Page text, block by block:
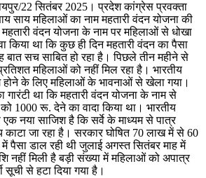
22 सितंबर 2025। प्रदेश कांग्रेस प्रवक्ता
साय महिलाओं का नाम महतारी वंदन योजना की
वंदन योजना के नाम पर महिलाओं से धोखा
किया था कि कुछ ही दिन महतारी वंदन का पैसा
बात सच साबित हो रहा है। पिछले तीन महीने से
महिलाओं को नहीं मिल रहा है। भारतीय
होने के लिए महिलाओं के भावनाओं से खेला गया।
गारंटी था कि महतारी वंदन योजना के नाम से
1000 रू. देने का वादा किया था। भारतीय
एक नया साजिश है कि सर्वे के माध्यम से पात्र
काटा जा रहा है। सरकार घोषित 70 लाख में से 60
पैसा डाल रही थी जुलाई अगस्त सितंबर माह में
नहीं मिली है बड़ी संख्या में महिलाओं को अपात्र
सूची से हटा दिया गया है।